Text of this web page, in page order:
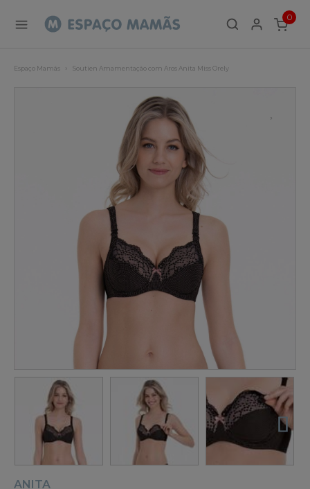
0
ITEMS
Espaço Mamãs Soutien Amamentação com Aros Anita Miss Orely
ANITA